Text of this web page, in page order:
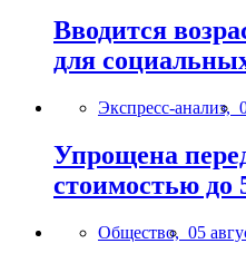
Вводится
для
Экспресс-анализ,
Упрощена
стоимостью до
Общество, 05